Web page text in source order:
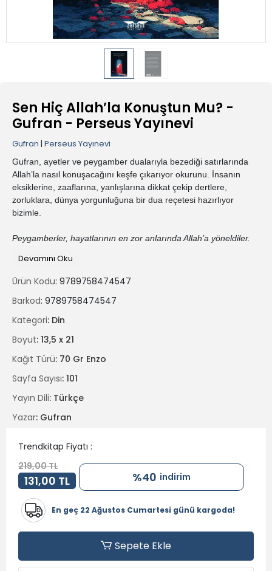
Sen Hiç Allah’la Konuştun Mu? -
Gufran - Perseus Yayınevi
Gufran | Perseus Yayınevi
Gufran, ayetler ve peygamber dualarıyla bezediği satırlarında
Allah’la nasıl konuşacağını keşfe çıkarıyor okurunu. İnsanın
eksiklerine, zaaflarına, yanlışlarına dikkat çekip dertlere,
zorluklara, dünya yorgunluğuna bir dua reçetesi hazırlıyor
bizimle.
Peygamberler, hayatlarının en zor anlarında Allah’a yöneldiler.
sabretmek zorunda kaldıklarında… Konuştular. Dua ettiler. Ve o
dualar sadece o anları değil, yüzyıllar sonrasını da aydınlattı.
Bu kitapta yer alan dualar, Kur’an’da geçen peygamber duaları
ve Allah’ın bizlere yol gösterdiği ayetlerden ilham alınarak
hazırlanmıştır. Her bir dua sadece okunmak için değil;
anlaşılmak, hissedilmek ve yaşanmak
Peki, sen hiç Allah’la konuştun mu?
Devamını Oku
Ürün Kodu: 9789758474547
Barkod: 9789758474547
Kategori: Din
Boyut: 13,5 x 21
Kağıt Türü: 70 Gr Enzo
Sayfa Sayısı: 101
Yayın Dili: Türkçe
Yazar: Gufran
Trendkitap Fiyatı :
219,00 TL
131,00 TL %40 indirim
En geç 22 Ağustos Cumartesi günü kargoda!
Sepete Ekle